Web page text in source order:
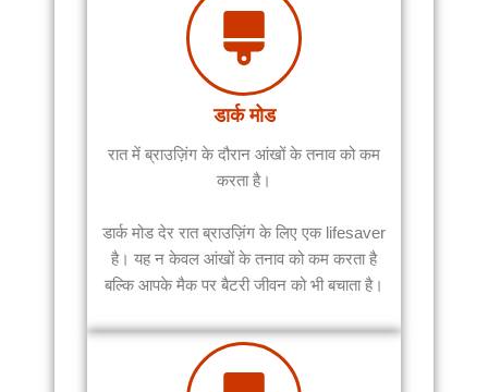
डार्क मोड
रात में ब्राउज़िंग के दौरान आंखों के तनाव को कम
करता है।
डार्क मोड देर रात ब्राउज़िंग के लिए एक lifesaver
है। यह न केवल आंखों के तनाव को कम करता है
बल्कि आपके मैक पर बैटरी जीवन को भी बचाता है।